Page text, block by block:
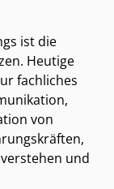
ist die
Heutige
fachliches
von
und